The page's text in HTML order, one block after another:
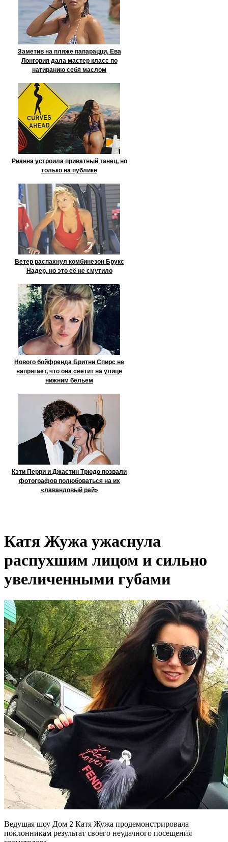
Заметив на пляже папарацци, Ева
Лонгория дала мастер класс по
натиранию себя маслом
Рианна устроила приватный танец, но
только на публике
Ветер распахнул комбинезон Брукс
Надер, но это её не смутило
Нового бойфренда Бритни Спирс не
напрягает, что она светит на улице
нижним бельем
Кэти Перри и Джастин Трюдо позвали
фотографов полюбоваться на их
«лавандовый рай»
Катя Жужа ужаснула
распухшим лицом и сильно
увеличенными губами
Ведущая шоу Дом 2 Катя Жужа продемонстрировала
поклонникам результат своего неудачного посещения